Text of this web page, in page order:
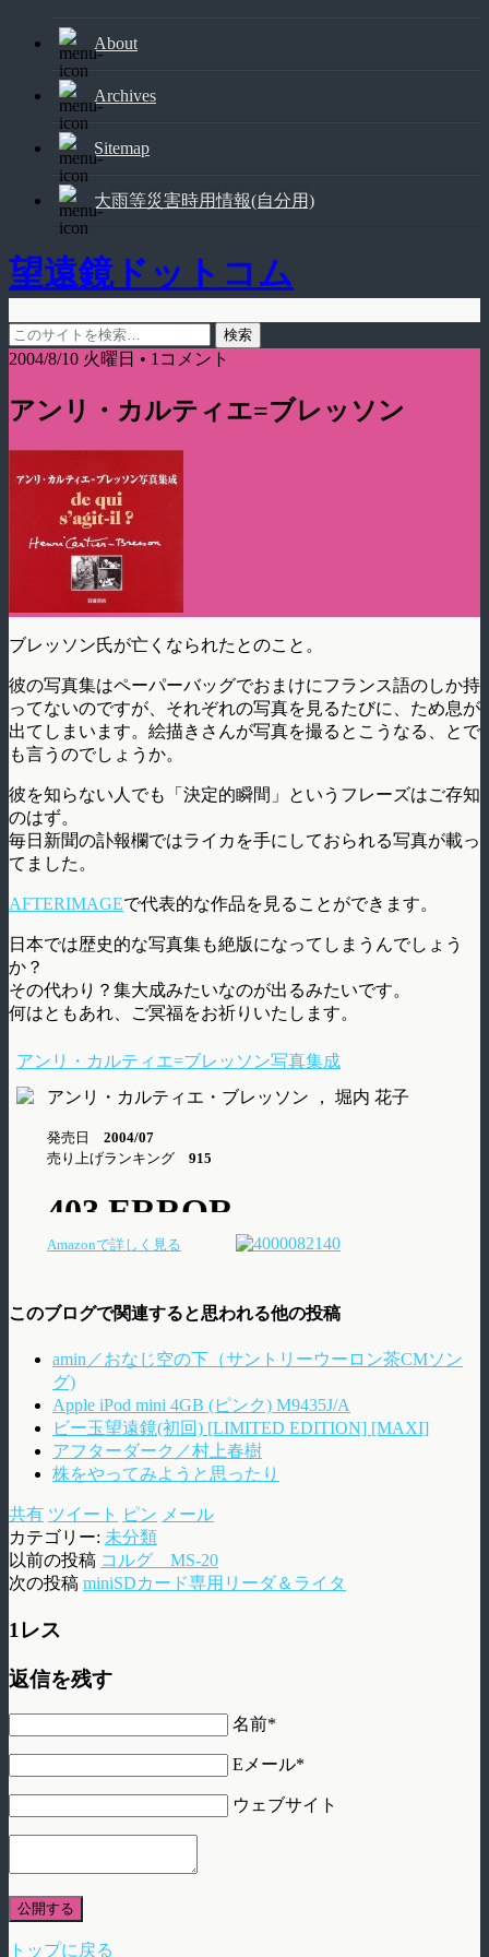
About
Archives
Sitemap
大雨等災害時用情報(自分用)
望遠鏡ドットコム
2004/8/10 火曜日 • 1コメント
アンリ・カルティエ=ブレッソン
ブレッソン氏が亡くなられたとのこと。
彼の写真集はペーパーバッグでおまけにフランス語のしか持
ってないのですが、それぞれの写真を見るたびに、ため息が
出てしまいます。絵描きさんが写真を撮るとこうなる、とで
も言うのでしょうか。
彼を知らない人でも「決定的瞬間」というフレーズはご存知
のはず。
毎日新聞の訃報欄ではライカを手にしておられる写真が載っ
てました。
AFTERIMAGEで代表的な作品を見ることができます。
日本では歴史的な写真集も絶版になってしまうんでしょう
か？
その代わり？集大成みたいなのが出るみたいです。
何はともあれ、ご冥福をお祈りいたします。
アンリ・カルティエ=ブレッソン写真集成
アンリ・カルティエ・ブレッソン ， 堀内 花子
発売日 2004/07
売り上げランキング 915
Amazonで詳しく見る
このブログで関連すると思われる他の投稿
amin／おなじ空の下（サントリーウーロン茶CMソン
グ)
Apple iPod mini 4GB (ピンク) M9435J/A
ビー玉望遠鏡(初回) [LIMITED EDITION] [MAXI]
アフターダーク／村上春樹
株をやってみようと思ったり
共有 ツイート ピン メール
カテゴリー: 未分類
以前の投稿 コルグ MS-20
次の投稿 miniSDカード専用リーダ＆ライタ
1レス
返信を残す
名前*
Eメール*
ウェブサイト
公開する
トップに戻る